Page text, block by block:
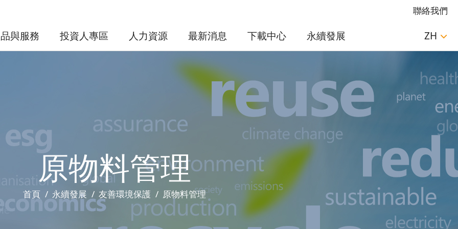
聯絡我們
與服務 投資人專區 人力資源 最新消息 下載中心 永續發展 ZH
原物料管理
首頁 永續發展 友善環境保護 原物料管理